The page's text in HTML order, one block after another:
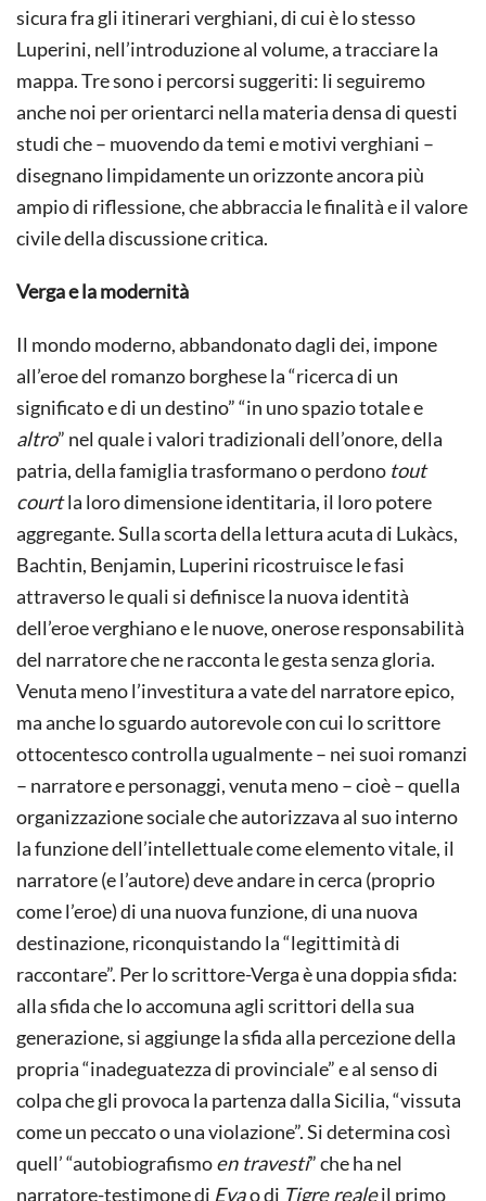
sicura fra gli itinerari verghiani, di cui è lo stesso
Luperini, nell’introduzione al volume, a tracciare la
mappa. Tre sono i percorsi suggeriti: li seguiremo
anche noi per orientarci nella materia densa di questi
studi che – muovendo da temi e motivi verghiani –
disegnano limpidamente un orizzonte ancora più
ampio di riflessione, che abbraccia le finalità e il valore
civile della discussione critica.
Verga e la modernità
Il mondo moderno, abbandonato dagli dei, impone
all’eroe del romanzo borghese la “ricerca di un
significato e di un destino” “in uno spazio totale e
altro” nel quale i valori tradizionali dell’onore, della
patria, della famiglia trasformano o perdono tout
courtla loro dimensione identitaria, il loro potere
aggregante. Sulla scorta della lettura acuta di Lukàcs,
Bachtin, Benjamin, Luperini ricostruisce le fasi
attraverso le quali si definisce la nuova identità
dell’eroe verghiano e le nuove, onerose responsabilità
del narratore che ne racconta le gesta senza gloria.
Venuta meno l’investitura a vate del narratore epico,
ma anche lo sguardo autorevole con cui lo scrittore
ottocentesco controlla ugualmente – nei suoi romanzi
– narratore e personaggi, venuta meno – cioè – quella
organizzazione sociale che autorizzava al suo interno
la funzione dell’intellettuale come elemento vitale, il
narratore (e l’autore) deve andare in cerca (proprio
come l’eroe) di una nuova funzione, di una nuova
destinazione, riconquistando la “legittimità di
raccontare”. Per lo scrittore-Verga è una doppia sfida:
alla sfida che lo accomuna agli scrittori della sua
generazione, si aggiunge la sfida alla percezione della
propria “inadeguatezza di provinciale” e al senso di
colpa che gli provoca la partenza dalla Sicilia, “vissuta
come un peccato o una violazione”. Si determina così
quell’ “autobiografismoen travesti” che ha nel
narratore-testimone di Evao di Tigre realeil primo